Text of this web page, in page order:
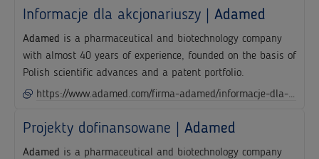
Informacje dla akcjonariuszy | Adamed
Adamed is a pharmaceutical and biotechnology company
with almost 40 years of experience, founded on the basis of
Polish scientific advances and a patent portfolio.
https://www.adamed.com/firma-adamed/informacje-dla-akcjonariuszy
Projekty dofinansowane | Adamed
Adamed is a pharmaceutical and biotechnology company